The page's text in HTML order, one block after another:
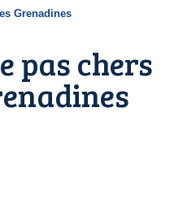
Grenadines
pas chers